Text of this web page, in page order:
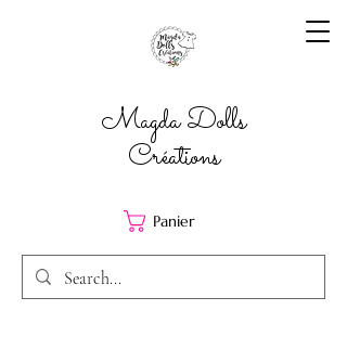
Magda Dolls
Créations
Panier